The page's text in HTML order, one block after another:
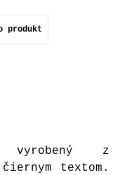
produkt
z
textom.